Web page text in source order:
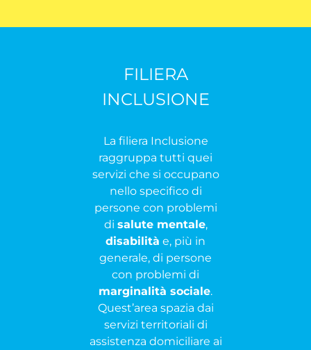
FILIERA
INCLUSIONE
La filiera Inclusione
raggruppa tutti quei
servizi che si occupano
nello specifico di
persone con problemi
di salute mentale,
disabilità e, più in
generale, di persone
con problemi di
marginalità sociale.
Quest’area spazia dai
servizi territoriali di
assistenza domiciliare ai